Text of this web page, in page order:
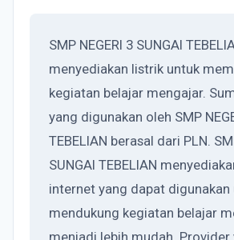
SMP NEGERI 3 SUNGAI
menyediakan listrik untuk
kegiatan belajar mengajar.
yang digunakan oleh SMP
TEBELIAN berasal dari PLN.
SUNGAI TEBELIAN
internet yang dapat digunakan
mendukung kegiatan belajar
menjadi lebih mudah. Provider